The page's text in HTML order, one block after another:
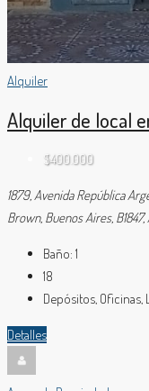
Alquiler
Alquiler de local
$400.000
1879, Avenida República
Brown, Buenos Aires,
Baño: 1
18
Depósitos, Oficinas,
Detalles